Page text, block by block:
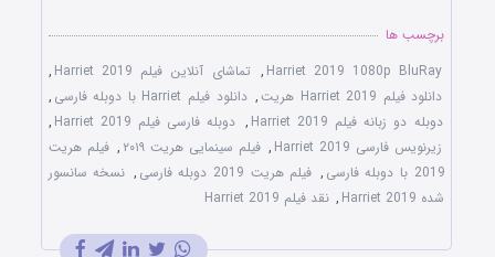
برچسب ها
Harriet 2019 1080p BluRay
, تماشای آنلاین فیلم Harriet 2019
,
دانلود فیلم Harriet 2019 هریت
, دانلود فیلم Harriet با دوبله فارسی
,
دوبله دو زبانه فیلم Harriet 2019
, دوبله فارسی فیلم Harriet 2019
,
زیرنویس فارسی Harriet 2019
, فیلم سینمایی هریت ۲۰۱۹ , فیلم هریت
2019 با دوبله فارسی
, فیلم هریت 2019 دوبله فارسی , نسخه سانسور
شده Harriet 2019
, نقد فیلم Harriet 2019